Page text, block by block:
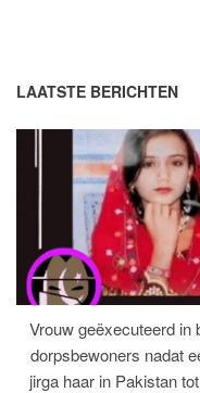
LAATSTE BERICHTEN
Vrouw geëxecuteerd in
dorpsbewoners nadat
jirga haar in Pakistan tot